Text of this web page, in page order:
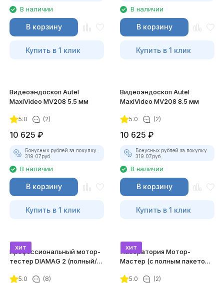
В наличии
В корзину
Купить в 1 клик
В наличии
В корзину
Купить в 1 клик
Видеоэндоскоп Autel
MaxiVideo MV208 5.5 мм
5.0 (2)
10 625 ₽
Бонусных рублей за покупку:
319.07руб.
В наличии
В корзину
Купить в 1 клик
Видеоэндоскоп Autel
MaxiVideo MV208 8.5 мм
5.0 (2)
10 625 ₽
Бонусных рублей за покупку:
319.07руб.
В наличии
В корзину
Купить в 1 клик
хит
Профессиональный мотор-
тестер DIAMAG 2 (полный/
5.0 (8)
хит
Лаборатория Мотор-
Мастер (с полным пакетом
5.0 (2)